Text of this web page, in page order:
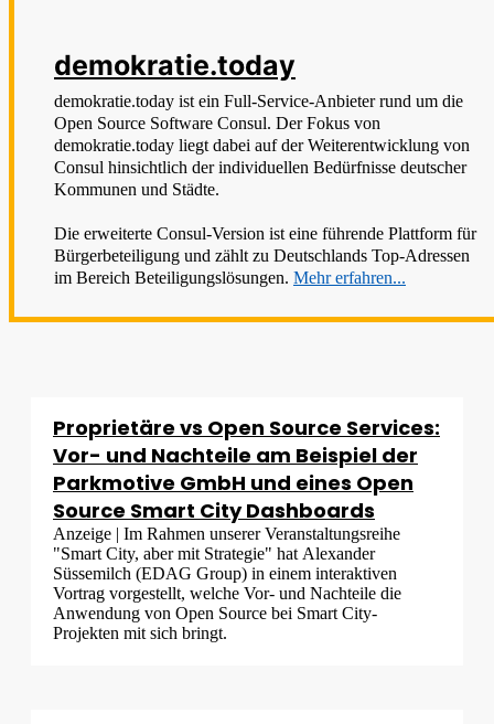
demokratie.today
demokratie.today ist ein Full-Service-Anbieter rund um die
Open Source Software Consul. Der Fokus von
demokratie.today liegt dabei auf der Weiterentwicklung von
Consul hinsichtlich der individuellen Bedürfnisse deutscher
Kommunen und Städte.
Die erweiterte Consul-Version ist eine führende Plattform für
Bürgerbeteiligung und zählt zu Deutschlands Top-Adressen
im Bereich Beteiligungslösungen. Mehr erfahren...
Proprietäre vs Open Source Services:
Vor- und Nachteile am Beispiel der
Parkmotive GmbH und eines Open
Source Smart City Dashboards
Anzeige | Im Rahmen unserer Veranstaltungsreihe
"Smart City, aber mit Strategie" hat Alexander
Süssemilch (EDAG Group) in einem interaktiven
Vortrag vorgestellt, welche Vor- und Nachteile die
Anwendung von Open Source bei Smart City-
Projekten mit sich bringt.